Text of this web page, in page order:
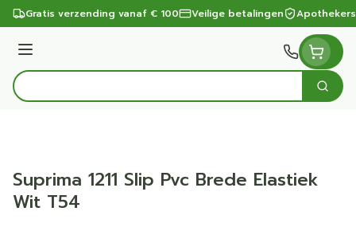
Ga naar de inhoud
Gratis verzending vanaf € 100 Veilige betalingen
Menu
Product, merk, categorie...
Zoek
Suprima 1211 Slip Pvc Brede Elastiek
Wit T54